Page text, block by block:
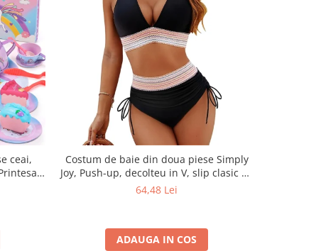
ceai,
Copii
Costum de baie din doua piese Simply
Joy, Push-up, decolteu in V, slip clasic cu
talie inalta si snururi laterale, negru
64,48 Lei
ADAUGA IN COS